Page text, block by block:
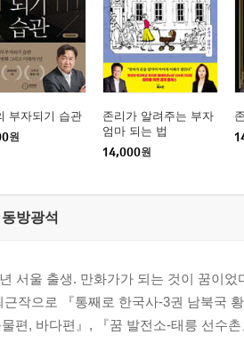
부자되기 습관
원
존리가 알려주는 부자
엄마 되는 법
14,000원
동방광석
서울 출생. 만화가가 되는 것이 꿈이
근작으로 『통째로 한국사-3권 남북국
편, 바다편』, 『꿈 발전소-태릉 선수